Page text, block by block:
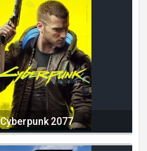
Cyberpunk 2077